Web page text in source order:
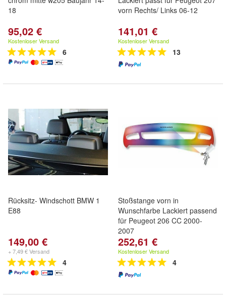
18
95,02 €
Kostenloser Versand
6
vorn Rechts/ Links 06-12
141,01 €
Kostenloser Versand
13
Rücksitz- Windschott BMW 1
E88
149,00 €
+ 7,49 € Versand
4
Stoßstange vorn in
Wunschfarbe Lackiert passend
für Peugeot 206 CC 2000-
2007
252,61 €
Kostenloser Versand
4